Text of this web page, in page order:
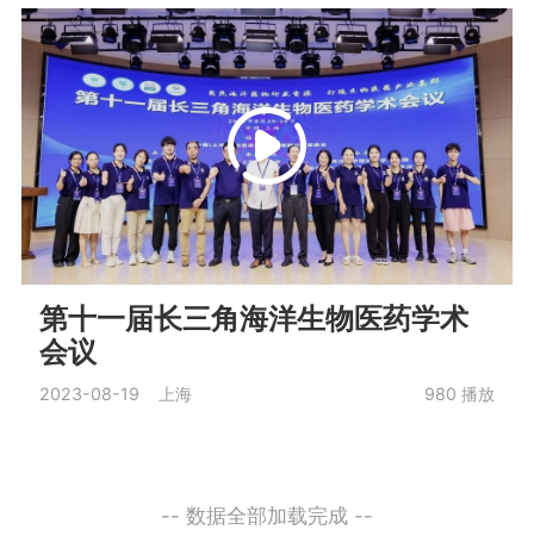
第十一届长三角海洋生物医药学术
会议
2023-08-19 上海 980 播放
-- 数据全部加载完成 --